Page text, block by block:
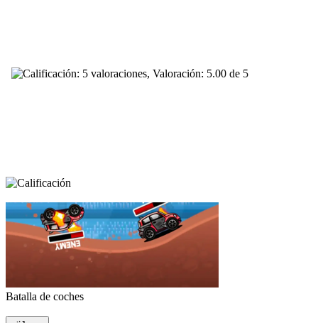
Batalla de coches